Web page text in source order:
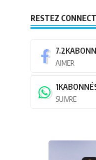
RESTEZ
7.2K
AIMER
1K
SUIVRE